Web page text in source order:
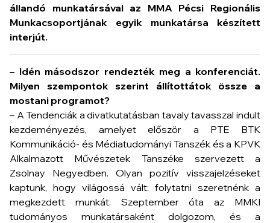
állandó munkatársával az MMA Pécsi Regionális
Munkacsoportjának egyik munkatársa készített
interjút.
– Idén másodszor rendezték meg a konferenciát.
Milyen szempontok szerint állítottátok össze a
mostani programot?
– A Tendenciák a divatkutatásban tavaly tavasszal indult
kezdeményezés, amelyet először a PTE BTK
Kommunikáció- és Médiatudományi Tanszék és a KPVK
Alkalmazott Művészetek Tanszéke szervezett a
Zsolnay Negyedben. Olyan pozitív visszajelzéseket
kaptunk, hogy világossá vált: folytatni szeretnénk a
megkezdett munkát. Szeptember óta az MMKI
tudományos munkatársaként dolgozom, és a